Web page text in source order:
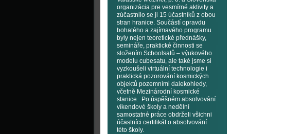
organizácia pre vesmírné aktivity a
zúčastnilo se ji 15 účastníků z obou
stran hranice. Součástí opravdu
bohatého a zajímavého programu
byly nejen teoretické přednášky,
semináře, praktické činnosti se
složením Schoolsatů – výukového
modelu cubesatu, ale také jsme si
vyzkoušeli virtuální technologie i
praktická pozorování kosmických
objektů pozemními dalekohledy,
včetně Mezinárodní kosmické
stanice. Po úspěšném absolvování
víkendové školy a nedělní
samostatné práce obdrželi všichni
účastníci certifikát o absolvování
této školy.